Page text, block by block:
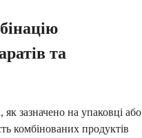
та
зазначено на упаковці або
комбінованих продуктів